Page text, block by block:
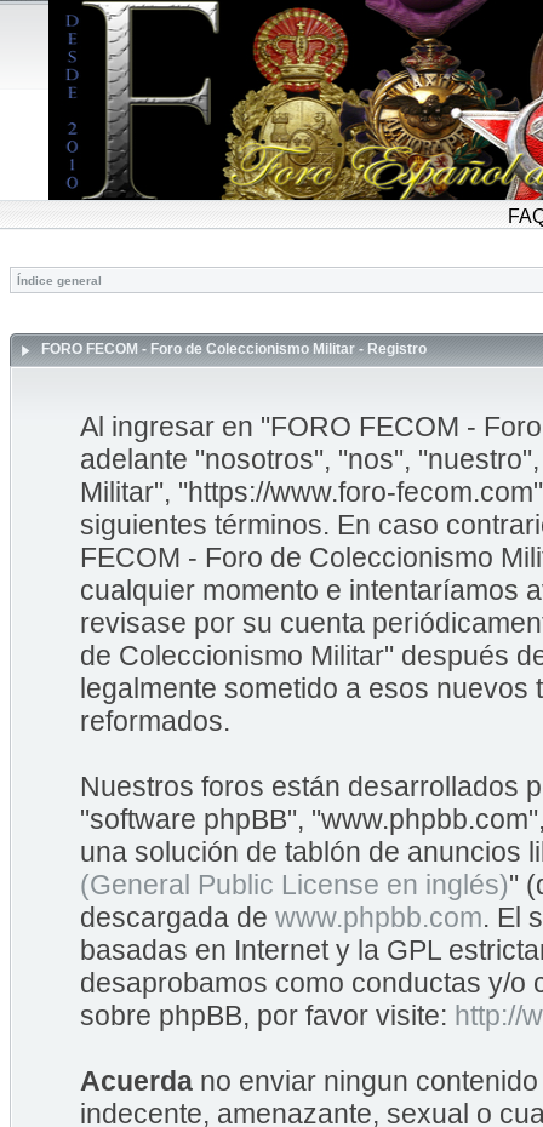
Índice general
FORO FECOM - Foro de Coleccionismo Militar - Registro
Al ingresar en "FORO FECOM -
adelante "nosotros", "nos",
Militar", "https://www.foro-
siguientes términos. En caso
FECOM - Foro de Coleccionismo
cualquier momento e intentaríamos
revisase por su cuenta
de Coleccionismo Militar" después
legalmente sometido a esos
reformados.
Nuestros foros están desarrollados
"software phpBB",
una solución de tablón de anuncios
(General Public License en inglés)"
descargada de www.phpbb.com. El
basadas en Internet y la GPL
desaprobamos como conductas y/o
sobre phpBB, por favor visite: http://
Acuerda no enviar ningun
indecente, amenazante, sexual o